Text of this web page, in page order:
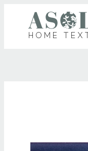
HOME